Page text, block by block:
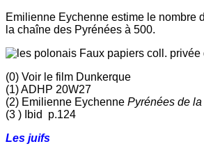
Emilienne Eychenne estime le nombre
la chaîne des Pyrénées à 500.
Faux papiers coll.
(0) Voir le film Dunkerque
(1) ADHP 20W27
(2) Emilienne Eychenne Pyrénées de la
(3 ) Ibid p.124
Les juifs